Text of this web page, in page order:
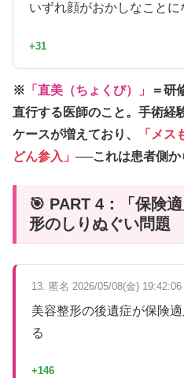
いずれ顔がおかしなことに
+31
※ 「直美（ちょくび）」
＝研
直行する医師のこと。手術経
ケースが増えており、
「メ
どん参入」 ──これは患者側か
🎯 PART 4：「保険
形のしりぬぐい問題
13. 匿名 2026/05/08(金) 19:42:06
美容整形の後遺症が保険
る
+146